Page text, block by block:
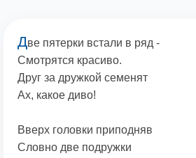
Две пятерки встали в ряд -
Смотрятся красиво.
Друг за дружкой семенят
Ах, какое диво!
Вверх головки приподняв
Словно две подружки